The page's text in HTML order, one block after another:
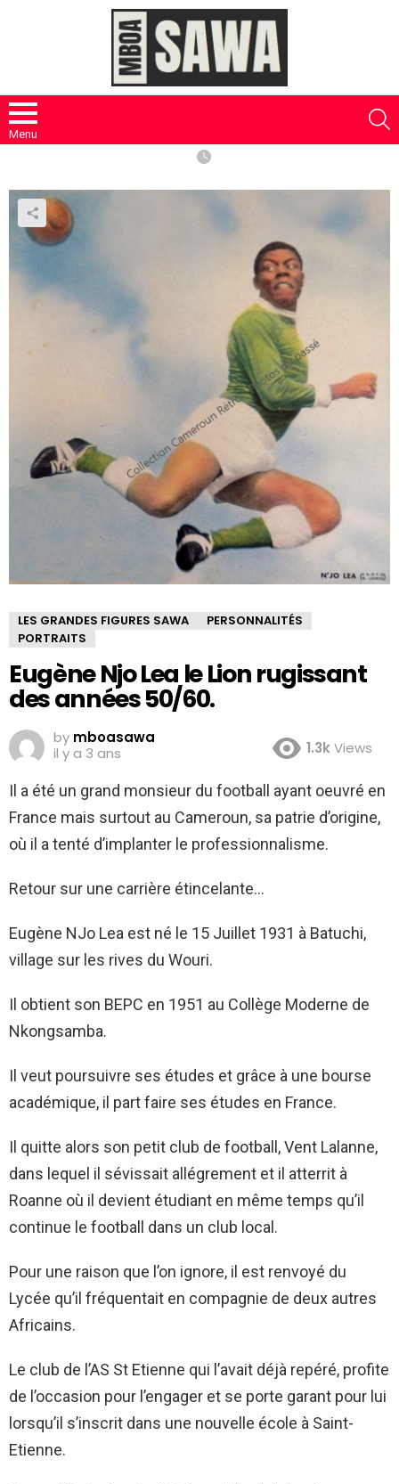
Menu
LES GRANDES FIGURES SAWA
PERSONNALITÉS
PORTRAITS
Eugène Njo Lea le Lion rugissant
des années 50/60.
by mboasawa
il y a 3 ans
1.3kViews
Il a été un grand monsieur du football ayant oeuvré en
France mais surtout au Cameroun, sa patrie d’origine,
où il a tenté d’implanter le professionnalisme.
Retour sur une carrière étincelante…
Eugène NJo Lea est né le 15 Juillet 1931 à Batuchi,
village sur les rives du Wouri.
Il obtient son BEPC en 1951 au Collège Moderne de
Nkongsamba.
Il veut poursuivre ses études et grâce à une bourse
académique, il part faire ses études en France.
Il quitte alors son petit club de football, Vent Lalanne,
dans lequel il sévissait allégrement et il atterrit à
Roanne où il devient étudiant en même temps qu’il
continue le football dans un club local.
Pour une raison que l’on ignore, il est renvoyé du
Lycée qu’il fréquentait en compagnie de deux autres
Africains.
Le club de l’AS St Etienne qui l’avait déjà repéré, profite
de l’occasion pour l’engager et se porte garant pour lui
lorsqu’il s’inscrit dans une nouvelle école à Saint-
Etienne.